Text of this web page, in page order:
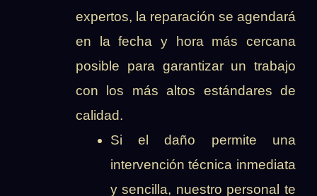
expertos, la reparación se agendará
en la fecha y hora más cercana
posible para garantizar un trabajo
con los más altos estándares de
calidad.
Si el daño permite una
intervención técnica inmediata
y sencilla, nuestro personal te